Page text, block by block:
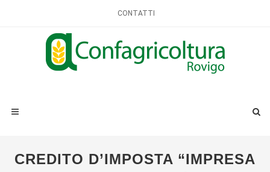
CONTATTI
CREDITO D’IMPOSTA “IMPRESA